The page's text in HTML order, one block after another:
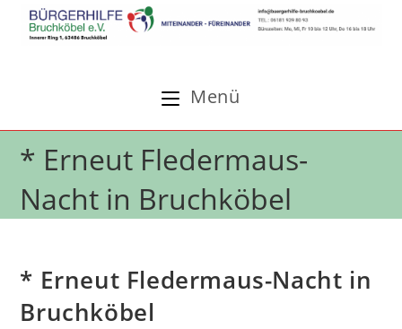
Inhalt
Menü
* Erneut Fledermaus-
Nacht in Bruchköbel
* Erneut Fledermaus-Nacht in
Bruchköbel